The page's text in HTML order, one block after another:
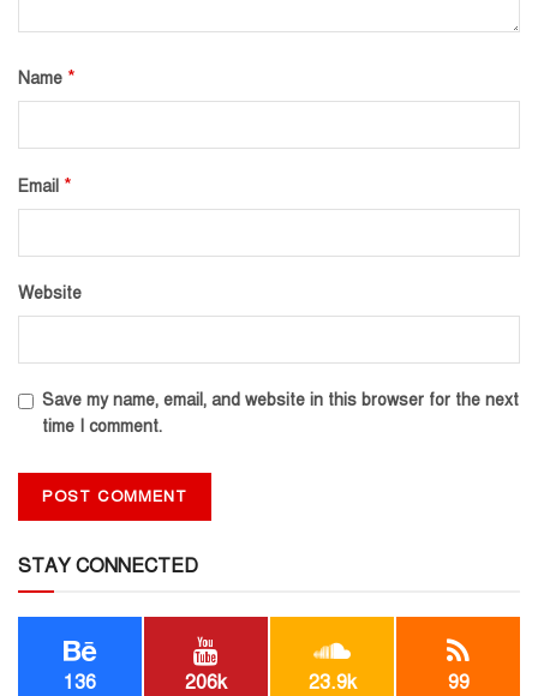
Name *
Email *
Website
Save my name, email, and website in this browser for the next
time I comment.
STAY CONNECTED
136 206k 23.9k 99